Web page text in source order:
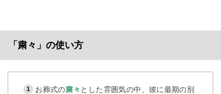
「粛々」の使い方
お葬式の粛々 とした雰囲気の中、彼に最期の別